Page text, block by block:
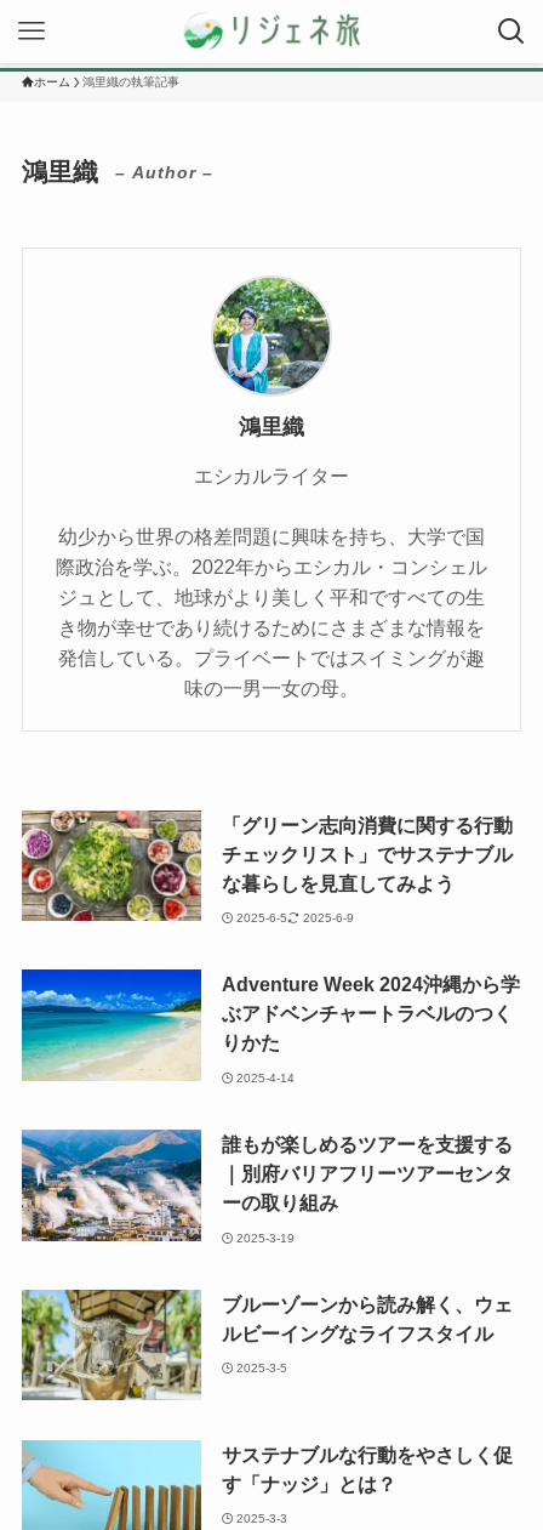
ホーム 鴻里織の執筆記事
鴻里織 – Author –
鴻里織
エシカルライター
幼少から世界の格差問題に興味を持ち、大学で国
際政治を学ぶ。2022年からエシカル・コンシェル
ジュとして、地球がより美しく平和ですべての生
き物が幸せであり続けるためにさまざまな情報を
発信している。プライベートではスイミングが趣
味の一男一女の母。
2025-6-5 2025-6-9
「グリーン志向消費に関する行動
チェックリスト」でサステナブル
な暮らしを見直してみよう
2025-4-14
Adventure Week 2024沖縄から学
ぶアドベンチャートラベルのつく
りかた
2025-3-19
誰もが楽しめるツアーを支援する
｜別府バリアフリーツアーセンタ
ーの取り組み
2025-3-5
ブルーゾーンから読み解く、ウェ
ルビーイングなライフスタイル
2025-3-3
サステナブルな行動をやさしく促
す「ナッジ」とは？